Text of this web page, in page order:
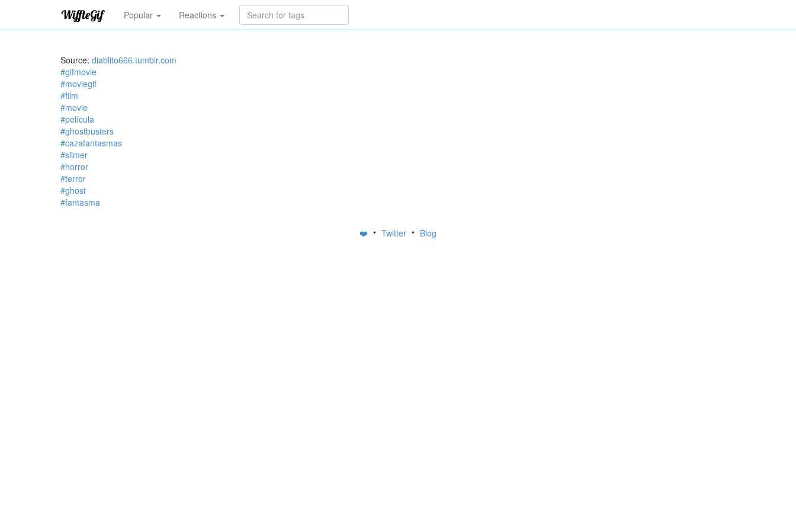
Popular Reactions
Source: diablito666.tumblr.com
#gifmovie
#moviegif
#film
#movie
#película
#ghostbusters
#cazafantasmas
#slimer
#horror
#terror
#ghost
#fantasma
❤️ • Twitter • Blog